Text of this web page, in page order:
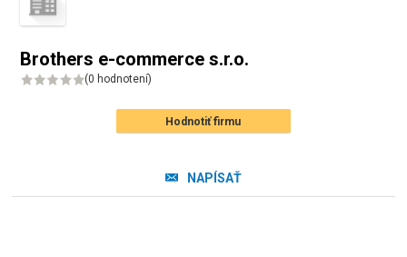
Brothers e-commerce s.r.o.
(0 hodnotení)
Hodnotiť firmu
NAPÍSAŤ